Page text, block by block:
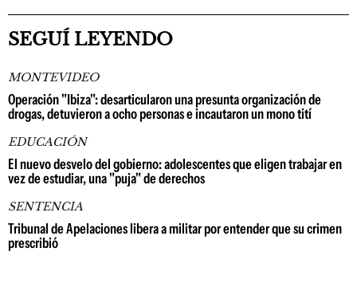
SEGUÍ LEYENDO
MONTEVIDEO
Operación "Ibiza": desarticularon una presunta organización de
drogas, detuvieron a ocho personas e incautaron un mono tití
EDUCACIÓN
El nuevo desvelo del gobierno: adolescentes que eligen trabajar en
vez de estudiar, una "puja" de derechos
SENTENCIA
Tribunal de Apelaciones libera a militar por entender que su crimen
prescribió